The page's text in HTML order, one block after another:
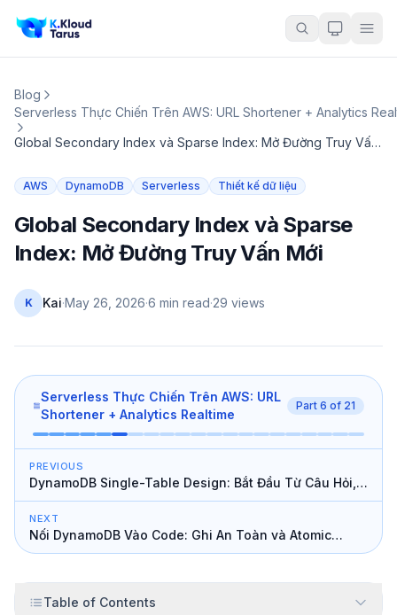
Blog
Serverless Thực Chiến Trên AWS: URL Shortener + Analytics
Global Secondary Index và Sparse Index: Mở Đường Truy Vấn Mới
AWS DynamoDB Serverless Thiết kế dữ liệu
Global Secondary Index và Sparse
Index: Mở Đường Truy Vấn Mới
K Kai·May 26, 2026·6 min read·29 views
Serverless Thực Chiến Trên AWS: URL
Shortener + Analytics Realtime
Part 6 of 21
PREVIOUS
DynamoDB Single-Table Design: Bắt Đầu Từ Câu Hỏi,
Không Phải Từ Bảng
NEXT
Nối DynamoDB Vào Code: Ghi An Toàn và Atomic
Counter
Table of Contents